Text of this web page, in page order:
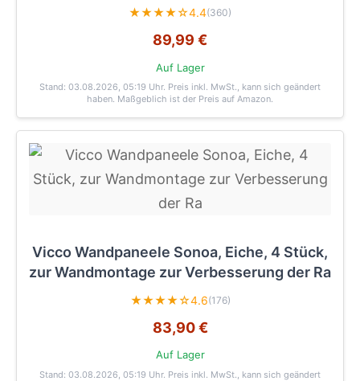
★★★★☆4.4(360)
89,99 €
Auf Lager
Stand: 03.08.2026, 05:19 Uhr. Preis inkl. MwSt., kann sich geändert
haben. Maßgeblich ist der Preis auf Amazon.
Vicco Wandpaneele Sonoa, Eiche, 4 Stück,
zur Wandmontage zur Verbesserung der Ra
★★★★☆4.6(176)
83,90 €
Auf Lager
Stand: 03.08.2026, 05:19 Uhr. Preis inkl. MwSt., kann sich geändert